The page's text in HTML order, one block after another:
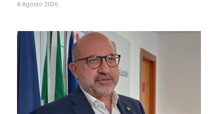
8 Agosto 2026